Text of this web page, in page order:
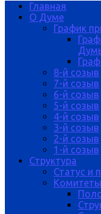
Главная
О Думе
График
8-й созыв
7-й созыв
6-й созыв
5-й созыв
4-й созыв
3-й созыв
2-й созыв
1-й созыв
Структура
Статус и
Комитеты